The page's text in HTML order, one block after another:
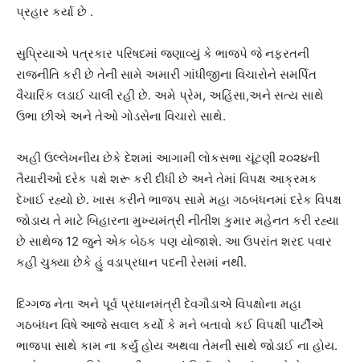
પ્રહાર કર્યા છે .
સુપ્રિયાએ પત્રકાર પરિષદમાં જણાવ્યું કે ભાજપે જે નફરતની
રાજનીતિ કરી છે તેની સામે અમારી ગાંધીજીના વિચારોને સમર્પિત
વૈચારિક લડાઈ ચાલી રહી છે. અમે પ્રેમ, અહિંસા,અને સત્ય સાથે
ઉભા છીએ અને તેઓ ગોડસેના વિચારો સાથે.
અહી ઉલ્લેખનીય છેકે દેશમાં આગામી લોકસભા ચૂંટણી ૨૦૨૪ની
તૈયારીઓ દરેક પક્ષે શરૂ કરી દીધી છે અને તેમાં વિપક્ષ આક્રમક
દેખાઈ રહ્યો છે. ખાસ કરીને ભાજપ સામે મહા ગઠબંધનમાં દરેક વિપક્ષ
જોડાય તે માટે બિહારના મુખ્યમંત્રી નીતીશ કુમાર મહેનત કરી રહ્યા
છે સાથેજ 12 જુને એક બેઠક પણ યોજાશે. આ ઉપરાંત શરદ પવાર
કહી ચુક્યા છેકે હું વડાપ્રધાન પદની રેસમાં નથી.
દિગ્ગજ નેતા અને પૂર્વ પ્રધાનમંત્રી દેવગૌડાએ વિપક્ષોના મહા
ગઠબંધન વિષે આજે સવાલ કર્યો કે મને બતાવો કઈ વિપક્ષી પાર્ટીએ
ભાજપા સાથે કામ ના કર્યું હોય અથવા તેમની સાથે જોડાઈ ના હોય.